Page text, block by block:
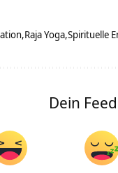
Raja Yoga Spirituelle
Dein